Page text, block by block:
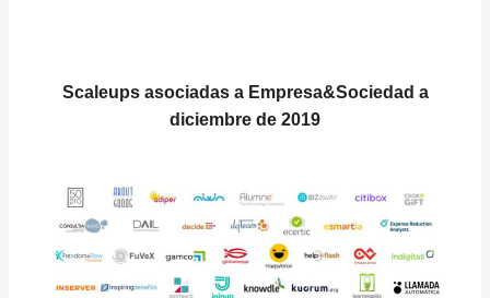
Scaleups asociadas a Empresa&Sociedad a
diciembre de 2019